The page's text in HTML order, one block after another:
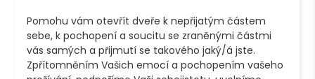
Pomohu vám otevřít dveře k nepřijatým částem
sebe, k pochopení a soucitu se zraněnými částmi
vás samých a přijmutí se takového jaký/á jste.
Zpřítomněním Vašich emocí a pochopením vašeho